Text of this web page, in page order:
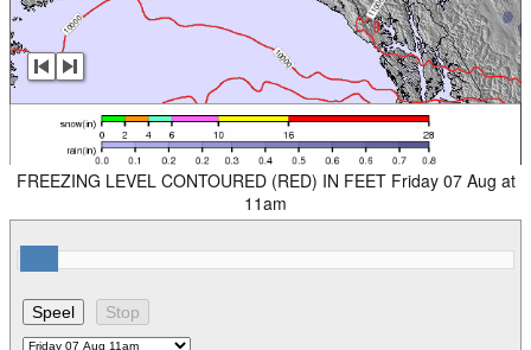
FREEZING LEVEL CONTOURED (RED) IN FEET Friday 07 Aug at
11am